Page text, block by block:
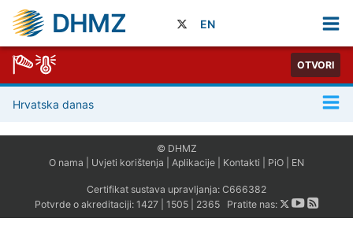
DHMZ EN
OTVORI
Hrvatska danas
© DHMZ
O nama
Uvjeti korištenja Aplikacije Kontakti PiO EN
Certifikat sustava upravljanja: C666382
Potvrde o akreditaciji: 1427| 1505| 2365Pratite nas: